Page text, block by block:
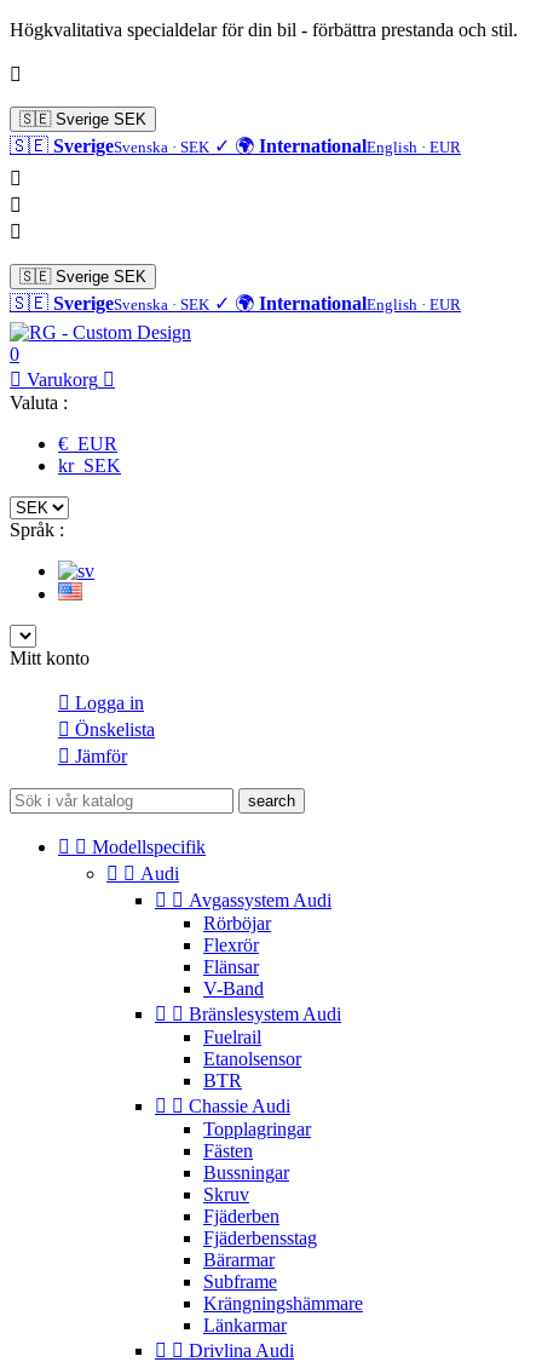
Högkvalitativa specialdelar för din bil - förbättra prestanda och stil.

🇸🇪 Sverige SEK
🇸🇪 SverigeSvenska · SEK ✓ 🌍 InternationalEnglish · EUR



🇸🇪 Sverige SEK
🇸🇪 SverigeSvenska · SEK ✓ 🌍 InternationalEnglish · EUR
0
 Varukorg 
Valuta :
€ EUR
kr SEK
Språk :
Mitt konto
 Logga in
 Önskelista
 Jämför
search
  Modellspecifik
  Audi
  Avgassystem Audi
Rörböjar
Flexrör
Flänsar
V-Band
  Bränslesystem Audi
Fuelrail
Etanolsensor
BTR
  Chassie Audi
Topplagringar
Fästen
Bussningar
Skruv
Fjäderben
Fjäderbensstag
Bärarmar
Subframe
Krängningshämmare
Länkarmar
  Drivlina Audi